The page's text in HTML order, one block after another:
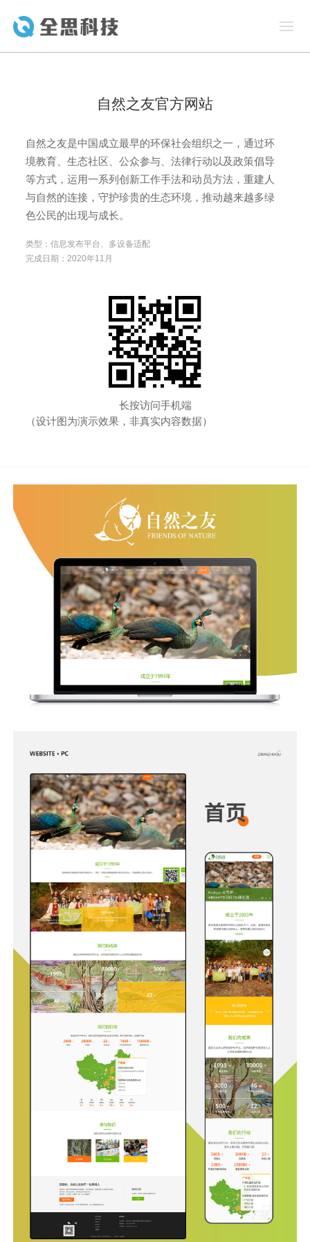
自然之友官方网站
自然之友是中国成立最早的环保社会组织之一，通过环
境教育、生态社区、公众参与、法律行动以及政策倡导
等方式，运用一系列创新工作手法和动员方法，重建人
与自然的连接，守护珍贵的生态环境，推动越来越多绿
色公民的出现与成长。
类型：信息发布平台、 多设备适配
完成日期：2020年11月
长按访问手机端
（设计图为演示效果，非真实内容数据）